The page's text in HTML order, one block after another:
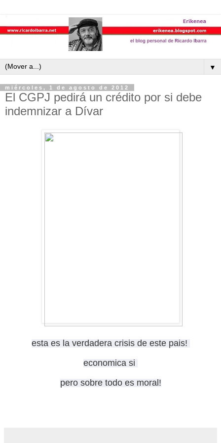
▼
miércoles, 1 de agosto de 2012
El CGPJ pedirá un crédito por si debe
indemnizar a Dívar
esta es la verdadera crisis de este pais!
economica si
pero sobre todo es moral!